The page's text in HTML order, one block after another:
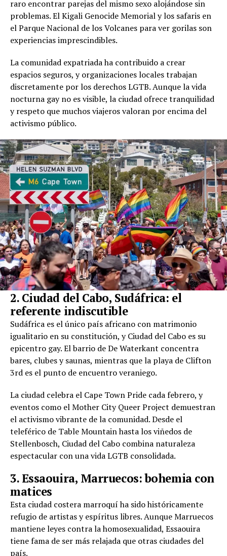
raro encontrar parejas del mismo sexo alojándose sin
problemas. El Kigali Genocide Memorial y los safaris en
el Parque Nacional de los Volcanes para ver gorilas son
experiencias imprescindibles.
La comunidad expatriada ha contribuido a crear
espacios seguros, y organizaciones locales trabajan
discretamente por los derechos LGTB. Aunque la vida
nocturna gay no es visible, la ciudad ofrece tranquilidad
y respeto que muchos viajeros valoran por encima del
activismo público.
2. Ciudad del Cabo, Sudáfrica: el
referente indiscutible
Sudáfrica es el único país africano con matrimonio
igualitario en su constitución, y Ciudad del Cabo es su
epicentro gay. El barrio de De Waterkant concentra
bares, clubes y saunas, mientras que la playa de Clifton
3rd es el punto de encuentro veraniego.
La ciudad celebra el Cape Town Pride cada febrero, y
eventos como el Mother City Queer Project demuestran
el activismo vibrante de la comunidad. Desde el
teleférico de Table Mountain hasta los viñedos de
Stellenbosch, Ciudad del Cabo combina naturaleza
espectacular con una vida LGTB consolidada.
3. Essaouira, Marruecos: bohemia con
matices
Esta ciudad costera marroquí ha sido históricamente
refugio de artistas y espíritus libres. Aunque Marruecos
mantiene leyes contra la homosexualidad, Essaouira
tiene fama de ser más relajada que otras ciudades del
país.